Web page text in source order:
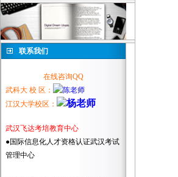
联系我们
在线咨询QQ
武科大 校 区：
江汉大学校区：
武汉飞达考培教育中心
●国际信息化人才资格认证武汉考试
管理中心